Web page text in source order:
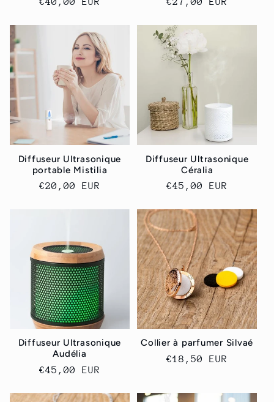
Diffuseur Ultrasonique
portable Mistilia
Prix
€20,00 EUR
Diffuseur Ultrasonique
Céralia
Prix
€45,00 EUR
Diffuseur Ultrasonique
Audélia
Prix
€45,00 EUR
Collier à parfumer Silvaé
Prix
€18,50 EUR